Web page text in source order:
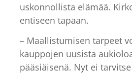
uskonnollista elämää.
entiseen tapaan.
– Maallistumisen tarpeet
kauppojen uusista
pääsiäisenä. Nyt ei